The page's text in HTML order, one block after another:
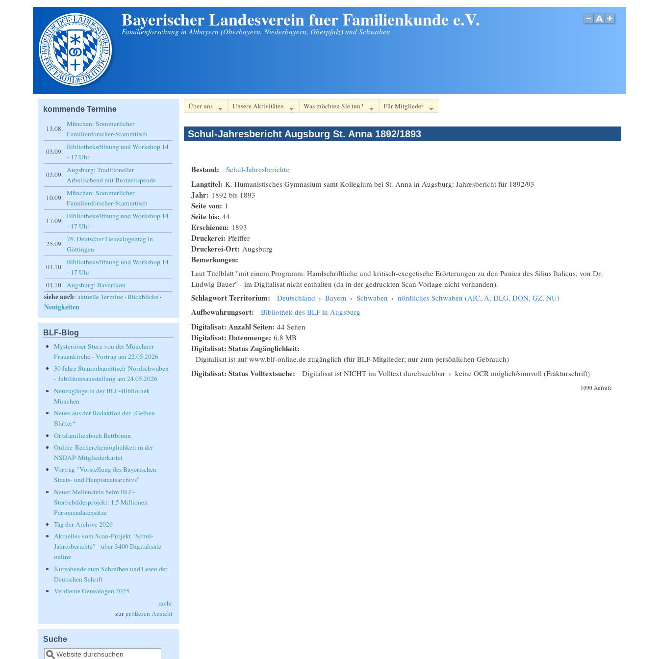
Bayerischer Landesverein fuer Familienkunde e.V.
Familienforschung in Altbayern (Oberbayern, Niederbayern, Oberpfalz) und Schwaben
Über uns Unsere Aktivitäten Was möchten Sie tun? Für Mitglieder
Schul-Jahresbericht Augsburg St. Anna 1892/1893
Bestand: Schul-Jahresberichte
Langtitel: K. Humanistisches Gymnasium samt Kollegium bei St. Anna in Augsburg: Jahresbericht für 1892/93
Jahr: 1892 bis 1893
Seite von: 1
Seite bis: 44
Erschienen: 1893
Druckerei: Pfeiffer
Druckerei-Ort: Augsburg
Bemerkungen:
Laut Titelblatt "mit einem Programm: Handschriftliche und kritisch-exegetische Erörterungen zu den Punica des Silius Italicus, von Dr.
Ludwig Bauer" - im Digitalisat nicht enthalten (da in der gedruckten Scan-Vorlage nicht vorhanden).
Schlagwort Territorium: Deutschland › Bayern › Schwaben › nördliches Schwaben (AIC, A, DLG, DON, GZ, NU)
Aufbewahrungsort: Bibliothek des BLF in Augsburg
Digitalisat: Anzahl Seiten: 44 Seiten
Digitalisat: Datenmenge: 6,8 MB
Digitalisat: Status Zugänglichkeit:
Digitalisat ist auf www.blf-online.de zugänglich (für BLF-Mitglieder; nur zum persönlichen Gebrauch)
Digitalisat: Status Volltextsuche: Digitalisat ist NICHT im Volltext durchsuchbar › keine OCR möglich/sinnvoll (Frakturschrift)
1090 Aufrufe
kommende Termine
13.08.
München: Sommerlicher
Familienforscher-Stammtisch
03.09.
Bibliotheksöffnung und Workshop 14
- 17 Uhr
03.09.
Augsburg: Traditioneller
Arbeitsabend mit Brotzeitspende
10.09.
München: Sommerlicher
Familienforscher-Stammtisch
17.09.
Bibliotheksöffnung und Workshop 14
- 17 Uhr
25.09.
76. Deutscher Genealogentag in
Göttingen
01.10.
Bibliotheksöffnung und Workshop 14
- 17 Uhr
01.10. Augsburg: Bavarikon
siehe auch:aktuelle Termine ·Rückblicke ·
Neuigkeiten
BLF-Blog
Mysteriöser Sturz von der Münchner
Frauenkirche - Vortrag am 22.05.2026
30 Jahre Stammbaumtisch-Nordschwaben
- Jubiläumsausstellung am 24.05.2026
Neuzugänge in der BLF-Bibliothek
München
Neues aus der Redaktion der „Gelben
Blätter“
Ortsfamilienbuch Bettbrunn
Online-Recherchemöglichkeit in der
NSDAP-Mitgliederkartei
Vortrag "Vorstellung des Bayerischen
Staats- und Hauptstaatsarchivs"
Neuer Meilenstein beim BLF-
Sterbebilderprojekt: 1,5 Millionen
Personendatensätze
Tag der Archive 2026
Aktuelles vom Scan-Projekt "Schul-
Jahresberichte" - über 3400 Digitalisate
online
Kursabende zum Schreiben und Lesen der
Deutschen Schrift
Verdiente Genealogen 2025
mehr
zur größeren Ansicht
Suche
Suche